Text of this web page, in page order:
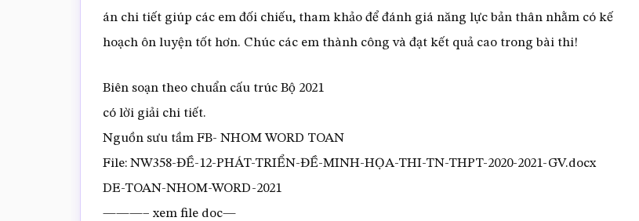
án chi tiết giúp các em đối chiếu, tham khảo để đánh giá năng lực bản thân nhằm có kế
hoạch ôn luyện tốt hơn. Chúc các em thành công và đạt kết quả cao trong bài thi!
Biên soạn theo chuẩn cấu trúc Bộ 2021
có lời giải chi tiết.
Nguồn sưu tầm FB- NHOM WORD TOAN
File: NW358-ĐỀ-12-PHÁT-TRIỂN-ĐỀ-MINH-HỌA-THI-TN-THPT-2020-2021-GV.docx
DE-TOAN-NHOM-WORD-2021
———– xem file doc—